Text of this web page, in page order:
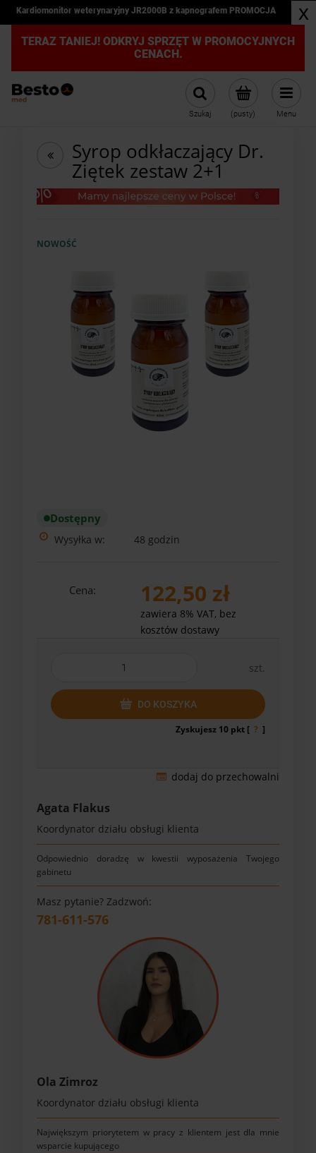
Kardiomonitor weterynaryjny JR2000B z kapnografem PROMOCJA x
TERAZ TANIEJ! ODKRYJ SPRZĘT W PROMOCYJNYCH
CENACH.
(pusty)
Szukaj Menu
Syrop odkłaczający Dr.
Ziętek zestaw 2+1
NOWOŚĆ
Dostępny
Wysyłka w: 48 godzin
Cena: 122,50 zł
zawiera 8% VAT, bez
kosztów dostawy
szt.
DO KOSZYKA
Zyskujesz 10 pkt [ ? ]
dodaj do przechowalni
Agata Flakus
Koordynator działu obsługi klienta
Odpowiednio doradzę w kwestii wyposażenia Twojego
gabinetu
Masz pytanie? Zadzwoń:
781-611-576
Ola Zimroz
Koordynator działu obsługi klienta
Największym priorytetem w pracy z klientem jest dla mnie
wsparcie kupującego